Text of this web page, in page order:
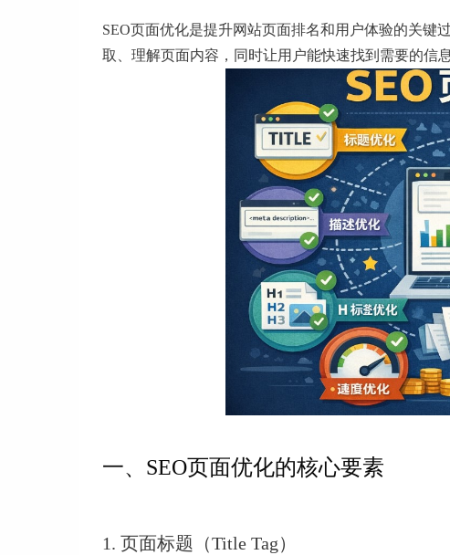
SEO页面优化是提升网站页面排名和用户体验的关键
取、理解页面内容，同时让用户能快速找到需要的信
一、SEO页面优化的核心要素
1. 页面标题（Title Tag）